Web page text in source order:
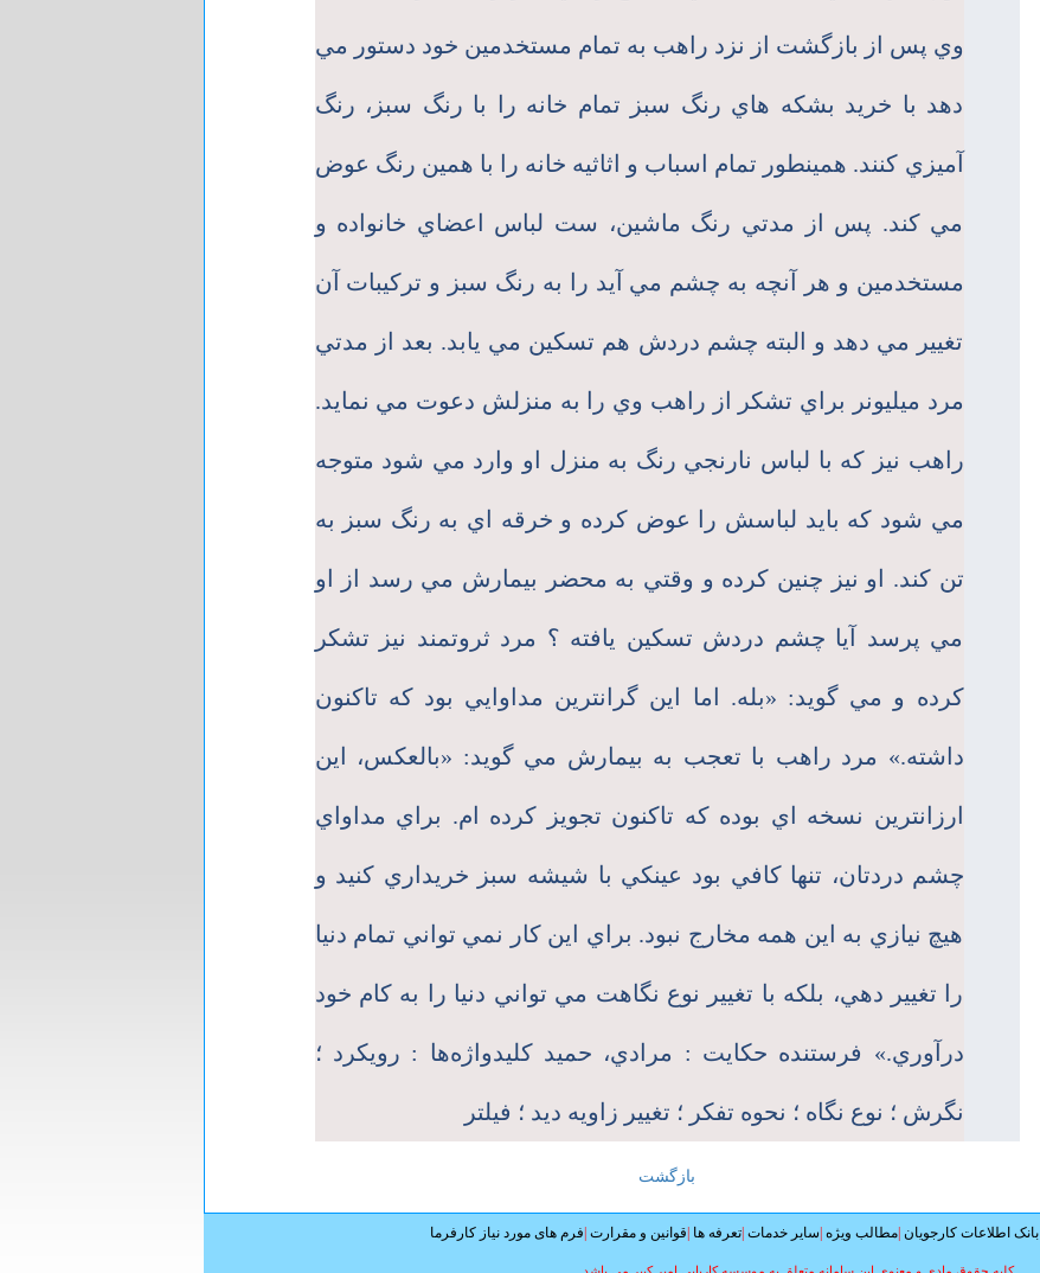
وي پس از بازگشت از نزد راهب به تمام مستخدمين خود دستور مي
دهد با خريد بشكه هاي رنگ سبز تمام خانه را با رنگ سبز، رنگ
آميزي كنند. همينطور تمام اسباب و اثاثيه خانه را با همين رنگ عوض
مي كند. پس از مدتي رنگ ماشين، ست لباس اعضاي خانواده و
مستخدمين و هر آنچه به چشم مي آيد را به رنگ سبز و تركيبات آن
تغيير مي دهد و البته چشم دردش هم تسكين مي يابد. بعد از مدتي
مرد ميليونر براي تشكر از راهب وي را به منزلش دعوت مي نمايد.
راهب نيز كه با لباس نارنجي رنگ به منزل او وارد مي شود متوجه
مي شود كه بايد لباسش را عوض كرده و خرقه اي به رنگ سبز به
تن كند. او نيز چنين كرده و وقتي به محضر بيمارش مي رسد از او
مي پرسد آيا چشم دردش تسكين يافته ؟ مرد ثروتمند نيز تشكر
كرده و مي گويد: «بله. اما اين گرانترين مداوايي بود كه تاكنون
داشته.» مرد راهب با تعجب به بيمارش مي گويد: «بالعكس، اين
ارزانترين نسخه اي بوده كه تاكنون تجويز كرده ام. براي مداواي
چشم دردتان، تنها كافي بود عينكي با شيشه سبز خريداري كنيد و
هيچ نيازي به اين همه مخارج نبود. براي اين كار نمي تواني تمام دنيا
را تغيير دهي، بلكه با تغيير نوع نگاهت مي تواني دنيا را به كام خود
درآوري.» فرستنده حكايت : مرادي، حميد كليدواژه‌ها : رويكرد ؛
نگرش ؛ نوع نگاه ؛ نحوه تفكر ؛ تغيير زاويه ديد ؛ فيلتر
بازگشت
بانک اطلاعات کارجویان |مطالب ویژه سایر خدمات |تعرفه ها قوانین و مقرارت فرم های مورد نیاز کارفرما